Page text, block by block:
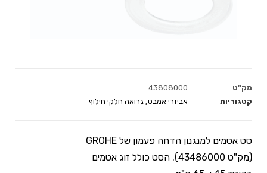
מק"ט
43808000
קטגוריות
אביזרי אמבט, גרואה חלקי חילוף
סט אטמים למנגנון הדחה פעמון של GROHE
(מק"ט 43486000). הסט כולל זוג אטמים